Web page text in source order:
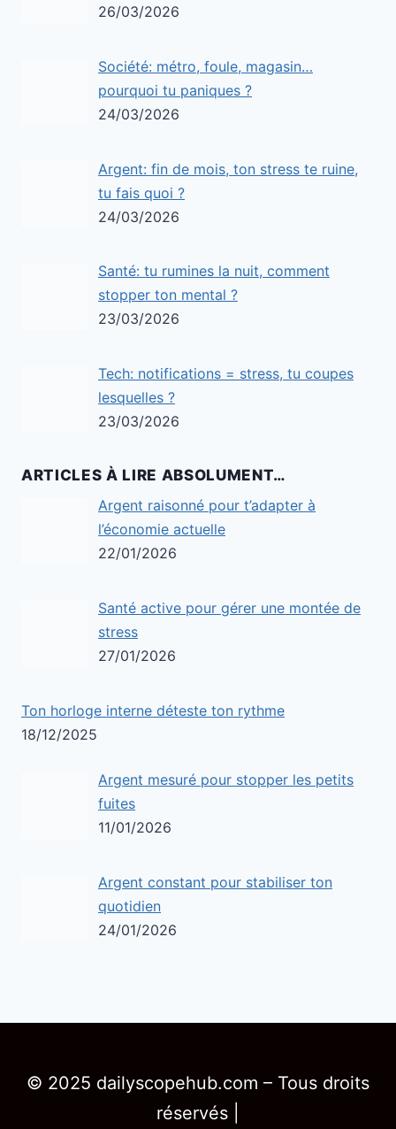
26/03/2026
Société: métro, foule, magasin…
pourquoi tu paniques ?
24/03/2026
Argent: fin de mois, ton stress te ruine,
tu fais quoi ?
24/03/2026
Santé: tu rumines la nuit, comment
stopper ton mental ?
23/03/2026
Tech: notifications = stress, tu coupes
lesquelles ?
23/03/2026
ARTICLES À LIRE ABSOLUMENT…
Argent raisonné pour t’adapter à
l’économie actuelle
22/01/2026
Santé active pour gérer une montée de
stress
27/01/2026
Ton horloge interne déteste ton rythme
18/12/2025
Argent mesuré pour stopper les petits
fuites
11/01/2026
Argent constant pour stabiliser ton
quotidien
24/01/2026
© 2025 dailyscopehub.com – Tous droits
réservés |